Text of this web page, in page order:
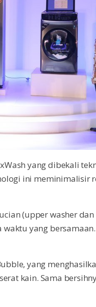
yang dibekali
ini meminimalisir
(upper washer
yang
yang
kain. Sama